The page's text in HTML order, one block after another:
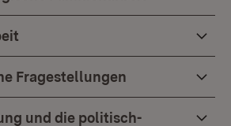
Fragestellungen
und die politisch-